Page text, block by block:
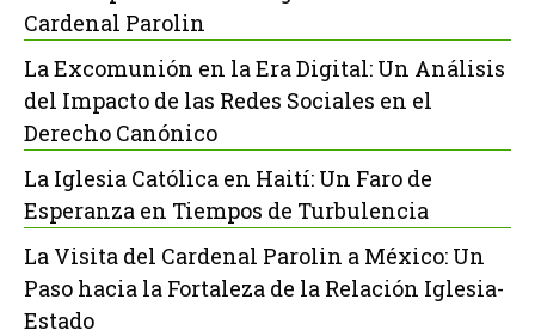
Cardenal Parolin
La Excomunión en la Era Digital: Un Análisis
del Impacto de las Redes Sociales en el
Derecho Canónico
La Iglesia Católica en Haití: Un Faro de
Esperanza en Tiempos de Turbulencia
La Visita del Cardenal Parolin a México: Un
Paso hacia la Fortaleza de la Relación Iglesia-
Estado